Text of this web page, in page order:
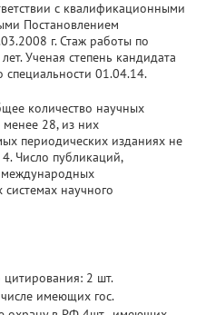
с квалификационными
Постановлением
г. Стаж работы по
Ученая степень кандидата
специальности 01.04.14.
количество научных
менее 28, из них
периодических изданиях не
Число публикаций,
международных
научного
цитирования: 2 шт.
имеющих гос.